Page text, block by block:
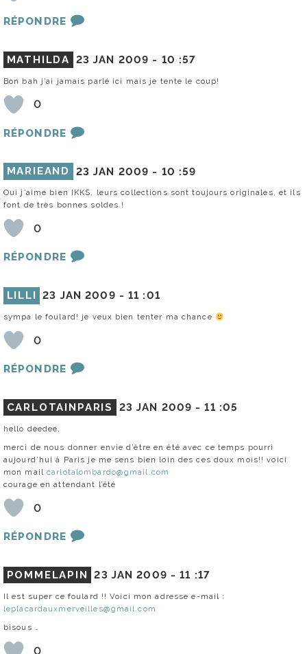
RÉPONDRE
MATHILDA 23 JAN 2009 - 10 :57
Bon bah j’ai jamais parlé ici mais je tente le coup!
0
RÉPONDRE
MARIEAND 23 JAN 2009 - 10 :59
Oui j’aime bien IKKS, leurs collections sont toujours originales, et ils
font de très bonnes soldes !
0
RÉPONDRE
LILLI 23 JAN 2009 -11 :01
sympa le foulard! je veux bien tenter ma chance
0
RÉPONDRE
CARLOTAINPARIS 23 JAN 2009 -11 :05
hello deedee,
merci de nous donner envie d’être en été avec ce temps pourri
aujourd’hui à Paris je me sens bien loin des ces doux mois!! voici
mon mailcarlotalombardo@gmail.com
courage en attendant l’été
0
RÉPONDRE
POMMELAPIN 23 JAN 2009 -11 :17
Il est super ce foulard !! Voici mon adresse e-mail :
leplacardauxmerveilles@gmail.com
bisous …
0